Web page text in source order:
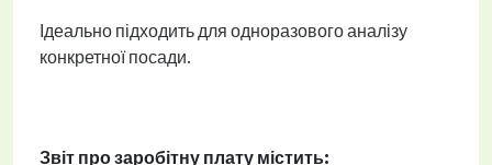
Ідеально підходить для одноразового аналізу
конкретної посади.
Звіт про заробітну плату містить: